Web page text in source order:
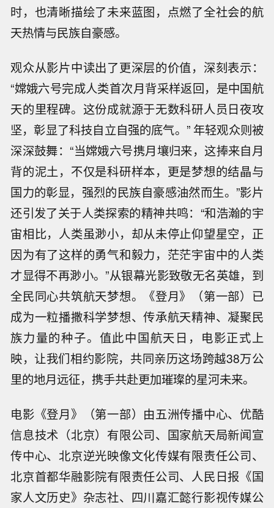
时，也清晰描绘了未来蓝图，点燃了全社会的航
天热情与民族自豪感。
观众从影片中读出了更深层的价值，深刻表示：
“嫦娥六号完成人类首次月背采样返回，是中国航
天的里程碑。这份成就源于无数科研人员日夜攻
坚，彰显了科技自立自强的底气。” 年轻观众则被
深深鼓舞：“当嫦娥六号携月壤归来，这捧来自月
背的泥土，不仅是科研样本，更是梦想的结晶与
国力的彰显，强烈的民族自豪感油然而生。”影片
还引发了关于人类探索的精神共鸣：“和浩瀚的宇
宙相比，人类虽渺小，却从未停止仰望星空，正
因为有了这样的勇气和毅力，茫茫宇宙中的人类
才显得不再渺小。”从银幕光影致敬无名英雄，到
全民同心共筑航天梦想。《登月》（第一部）已
成为一粒播撒科学梦想、传承航天精神、凝聚民
族力量的种子。值此中国航天日，电影正式上
映，让我们相约影院，共同亲历这场跨越38万公
里的地月远征，携手共赴更加璀璨的星河未来。
电影《登月》（第一部）由五洲传播中心、优酷
信息技术（北京）有限公司、国家航天局新闻宣
传中心、北京逆光映像文化传媒有限责任公司、
北京首都华融影院有限责任公司、人民日报《国
家人文历史》杂志社、四川嘉汇懿行影视传媒公